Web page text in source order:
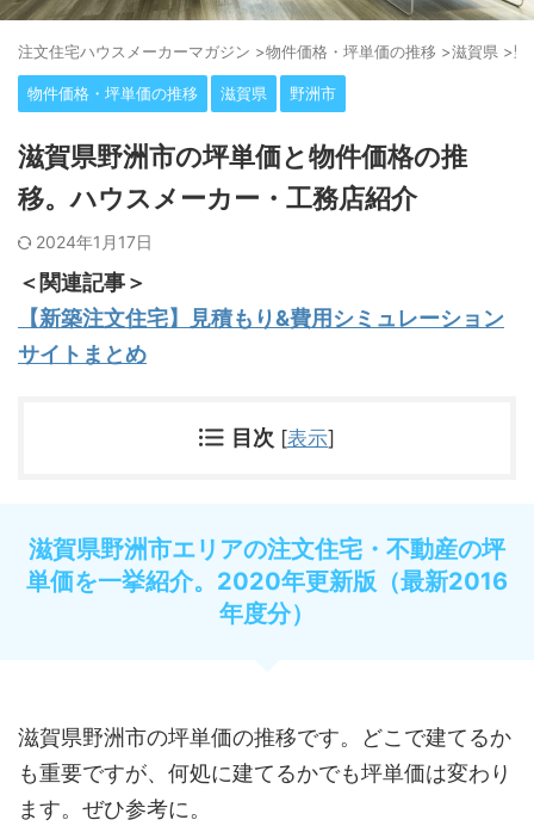
注⽂住宅ハウスメーカーマガジン >物件価格・坪単価の推移 >滋賀県 >野
物件価格・坪単価の推移 滋賀県 野洲市
滋賀県野洲市の坪単価と物件価格の推
移。ハウスメーカー・工務店紹介
2024年1月17日
＜関連記事＞
【新築注文住宅】見積もり&費用シミュレーション
サイトまとめ
目次 [表示]
滋賀県野洲市エリアの注文住宅・不動産の坪
単価を一挙紹介。2020年更新版（最新2016
年度分）
滋賀県野洲市の坪単価の推移です。どこで建てるか
も重要ですが、何処に建てるかでも坪単価は変わり
ます。ぜひ参考に。